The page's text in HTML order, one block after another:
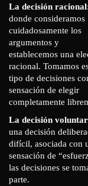
La decisión racional:
donde consideramos
cuidadosamente los
argumentos y
establecemos una
racional. Tomamos
tipo de decisiones
sensación de elegir
completamente
La decisión
una decisión
difícil, asociada con
sensación de
las decisiones se
parte.